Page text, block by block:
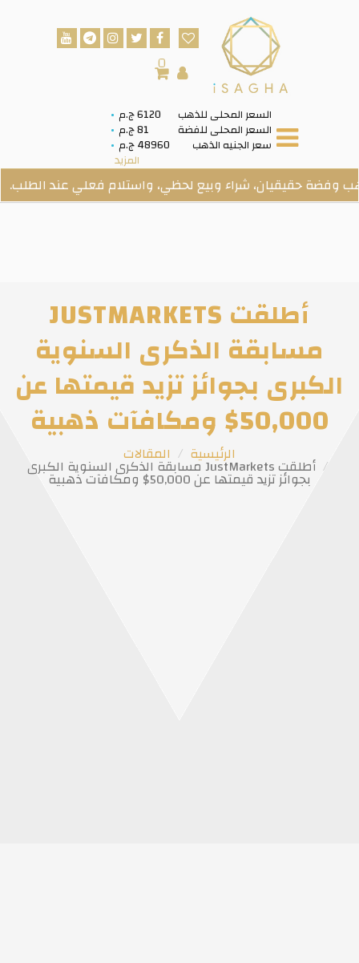
السعر المحلى للذهب 6120 ج.م
السعر المحلى للفضة 81 ج.م
سعر الجنيه الذهب 48960 ج.م
المزيد
0
شراء وبيع لحظي، واستلام فعلي عند الطلب.
أطلقت JUSTMARKETS
مسابقة الذكرى السنوية
الكبرى بجوائز تزيد قيمتها عن
50,000$ ومكافآت ذهبية
الرئيسية المقالات
أطلقت JustMarkets مسابقة الذكرى السنوية الكبرى
بجوائز تزيد قيمتها عن 50,000$ ومكافآت ذهبية